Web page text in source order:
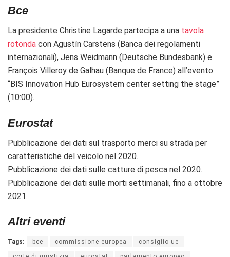
Bce
La presidente Christine Lagarde partecipa a una tavola
rotonda con Agustín Carstens (Banca dei regolamenti
internazionali), Jens Weidmann (Deutsche Bundesbank) e
François Villeroy de Galhau (Banque de France) all’evento
“BIS Innovation Hub Eurosystem center setting the stage”
(10:00).
Eurostat
Pubblicazione dei dati sul trasporto merci su strada per
caratteristiche del veicolo nel 2020.
Pubblicazione dei dati sulle catture di pesca nel 2020.
Pubblicazione dei dati sulle morti settimanali, fino a ottobre
2021.
Altri eventi
Tags: bce commissione europea consiglio ue